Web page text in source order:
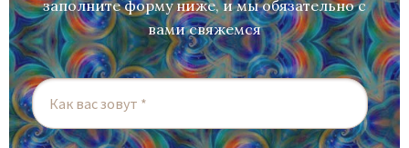
заполните форму ниже, и мы обязательно с
вами свяжемся